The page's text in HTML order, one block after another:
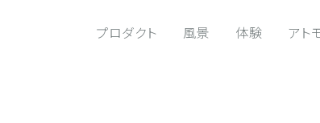
プロダクト 風景 体験 アト